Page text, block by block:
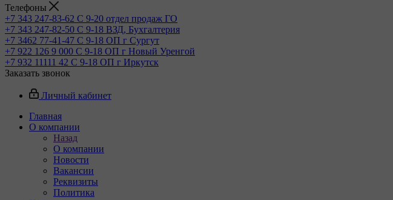
Телефоны
+7 343 247-83-62 С 9-20 отдел продаж ГО
+7 343 247-82-50 С 9-18 ВЗД, Бухгалтерия
+7 3462 77-41-47 С 9-18 ОП г Сургут
+7 922 126 9 000 С 9-18 ОП г Новый Уренгой
+7 932 11111 42 С 9-18 ОП г Иркутск
Заказать звонок
Личный кабинет
Главная
О компании
Назад
О компании
Новости
Вакансии
Реквизиты
Политика